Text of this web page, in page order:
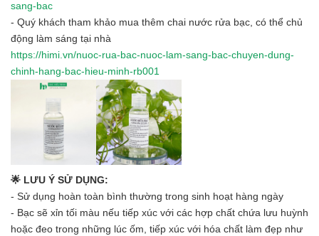
sang-bac
- Quý khách tham khảo mua thêm chai nước rửa bạc, có thể chủ
động làm sáng tại nhà
https://himi.vn/nuoc-rua-bac-nuoc-lam-sang-bac-chuyen-dung-
chinh-hang-bac-hieu-minh-rb001
🌟 LƯU Ý SỬ DỤNG:
- Sử dụng hoàn toàn bình thường trong sinh hoạt hàng ngày
- Bạc sẽ xỉn tối màu nếu tiếp xúc với các hợp chất chứa lưu huỳnh
hoặc đeo trong những lúc ốm, tiếp xúc với hóa chất làm đẹp như